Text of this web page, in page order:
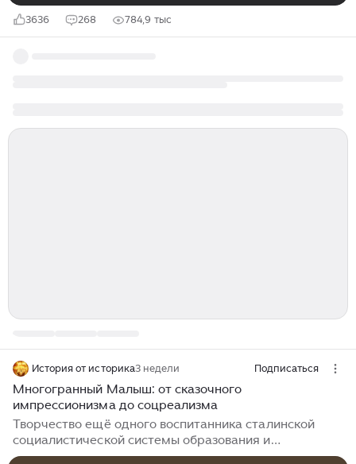
3636 268 784,9 тыс
История от историка3 недели Подписаться
Многогранный Малыш: от сказочного
импрессионизма до соцреализма
Творчество ещё одного воспитанника сталинской
социалистической системы образования и
гениального выпускника живописного факультета